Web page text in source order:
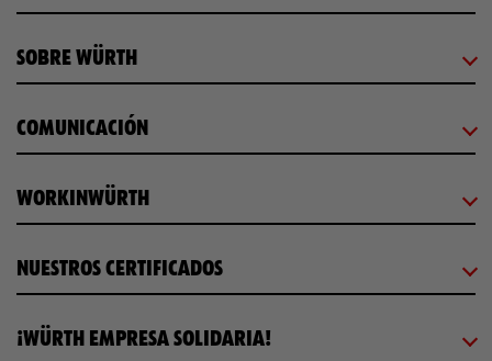
SOBRE WÜRTH
COMUNICACIÓN
WORKINWÜRTH
NUESTROS CERTIFICADOS
¡WÜRTH EMPRESA SOLIDARIA!